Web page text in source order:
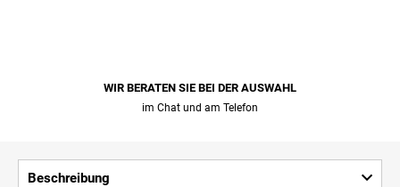
WIR BERATEN SIE BEI ​​DER AUSWAHL
im Chat und am Telefon
Beschreibung